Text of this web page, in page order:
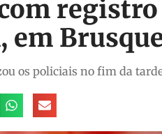
em
os policiais no fim da